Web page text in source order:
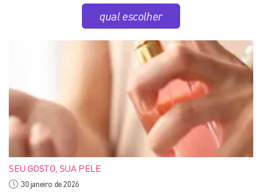
qual escolher
SEU GOSTO, SUA PELE
30 janeiro de 2026